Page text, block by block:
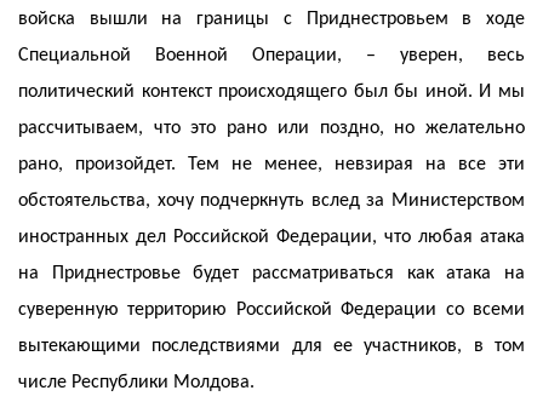
войска вышли на границы с Приднестровьем в ходе
Специальной Военной Операции, – уверен, весь
политический контекст происходящего был бы иной. И мы
рассчитываем, что это рано или поздно, но желательно
рано, произойдет. Тем не менее, невзирая на все эти
обстоятельства, хочу подчеркнуть вслед за Министерством
иностранных дел Российской Федерации, что любая атака
на Приднестровье будет рассматриваться как атака на
суверенную территорию Российской Федерации со всеми
вытекающими последствиями для ее участников, в том
числе Республики Молдова.